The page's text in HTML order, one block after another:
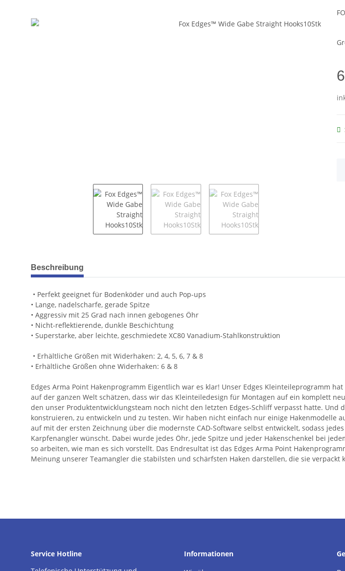
weitere Registerkarten anzeigen
Beschreibung
• Perfekt geeignet für Bodenköder und auch Pop-ups
• Lange, nadelscharfe, gerade Spitze
• Aggressiv mit 25 Grad nach innen gebogenes Öhr
• Nicht-reflektierende, dunkle Beschichtung
• Superstarke, aber leichte, geschmiedete XC80 Vanadium-Stahlkonstruktion
• Erhältliche Größen mit Widerhaken: 2, 4, 5, 6, 7 & 8
• Erhältliche Größen ohne Widerhaken: 6 & 8
Edges Arma Point Hakenprogramm Eigentlich war es klar! Unser Edges Kleinteileprogramm
auf der ganzen Welt schätzen, dass wir das Kleinteiledesign für Montagen auf ein komplett
den unser Produktentwicklungsteam noch nicht den letzten Edges-Schliff verpasst hatte. Und
konstruieren, zu entwickeln und zu testen. Wir haben nicht einfach nur einige Hakenmodelle
auf mit der ersten Zeichnung über die modernste CAD-Software selbst entwickelt, sodass
Karpfenangler wünscht. Dabei wurde jedes Öhr, jede Spitze und jeder Hakenschenkel bei
so arbeiten, wie man es sich vorstellt. Das Endresultat ist das Edges Arma Point
Meinung unserer Teamangler die stabilsten und schärfsten Haken darstellen, die sie verpackt
Service Hotline
Informationen